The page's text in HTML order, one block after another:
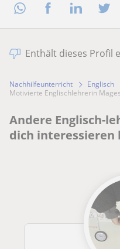
Enthält dieses Profil
Nachhilfeunterricht Englisch
Motivierte Englischlehrerin
Andere Englisch-
dich interessieren